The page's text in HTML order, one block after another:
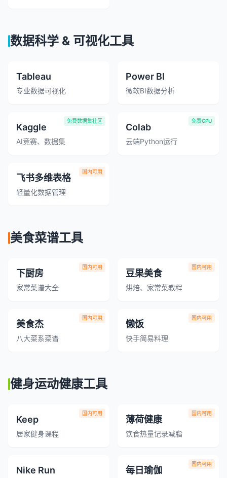
数据科学 & 可视化工具
Tableau
专业数据可视化
Power BI
微软BI数据分析
免费数据集社区
Kaggle
AI竞赛、数据集
免费GPU
Colab
云端Python运行
国内可用
飞书多维表格
轻量化数据管理
美食菜谱工具
国内可用
下厨房
家常菜谱大全
国内可用
豆果美食
烘焙、家常菜教程
国内可用
美食杰
八大菜系菜谱
国内可用
懒饭
快手简易料理
健身运动健康工具
国内可用
Keep
居家健身课程
国内可用
薄荷健康
饮食热量记录减脂
Nike Run
国内可用
每日瑜伽